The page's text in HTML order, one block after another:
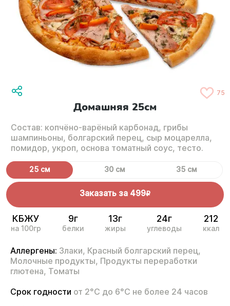
75
Домашняя 25см
Состав: копчёно-варёный карбонад, грибы
шампиньоны, болгарский перец, сыр моцарелла,
помидор, укроп, основа томатный соус, тесто.
25 см 30 см 35 см
Заказать за 499R
КБЖУ
на 100гр
9г
белки
13г
жиры
24г
углеводы
212
ккал
Аллергены: Злаки, Красный болгарский перец,
Молочные продукты, Продукты переработки
глютена, Томаты
Срок годности от 2°С до 6°С не более 24 часов